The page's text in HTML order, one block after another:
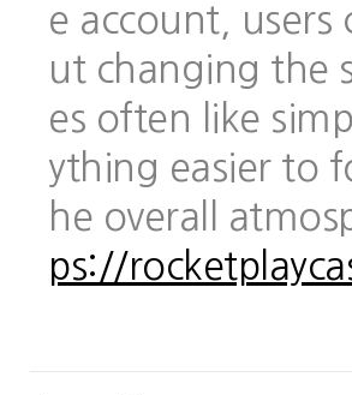
e account,
ut changing the
es often like
ything easier to
he overall
ps://